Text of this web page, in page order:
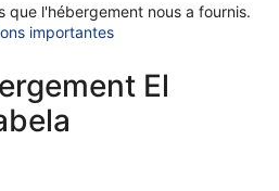
que l'hébergement nous a fournis.
importantes
El